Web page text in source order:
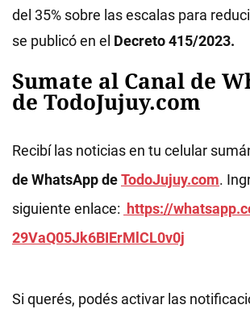
del 35% sobre las escalas para
se publicó en el Decreto 415/2023.
Sumate al Canal de
de TodoJujuy.com
Recibí las noticias en tu celular
de WhatsApp deTodoJujuy.com.
siguiente enlace: https://
29VaQ05Jk6BIErMlCL0v0j
Si querés, podés activar las